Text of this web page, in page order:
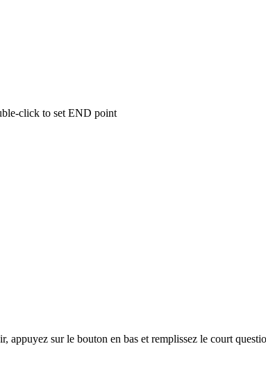
click to set END point
appuyez sur le bouton en bas et remplissez le court